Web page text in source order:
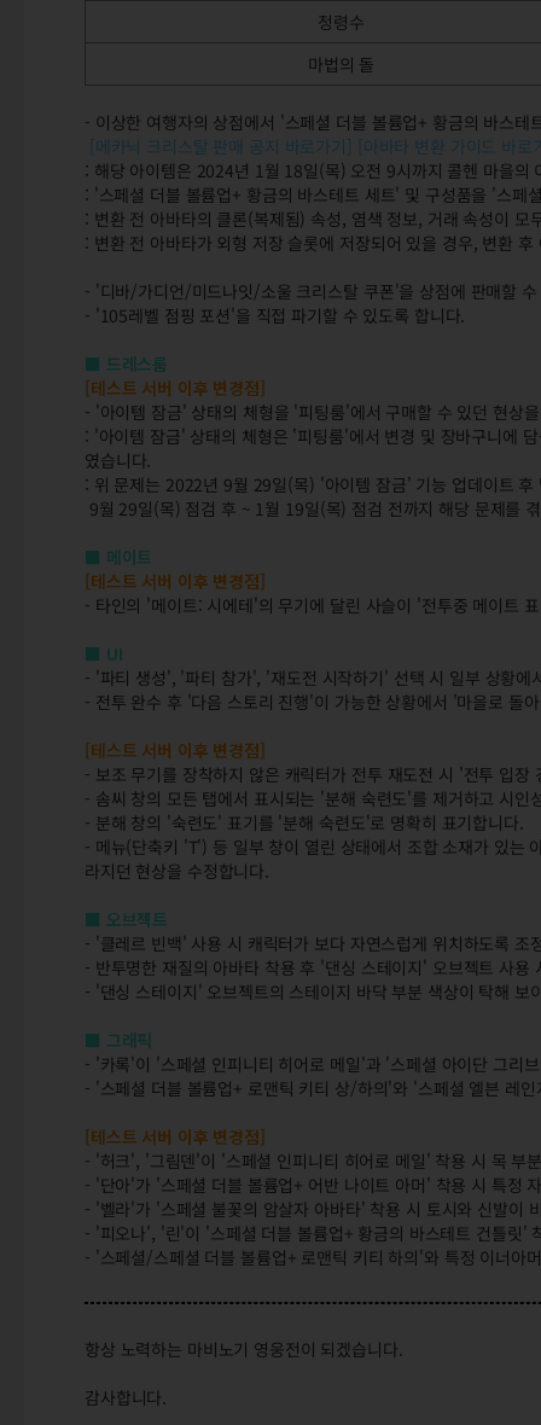
정령수
마법의 돌
- 이상한 여행자의 상점에서 '스페셜 더블 볼륨업+ 황금의 바스테
[메카닉 크리스탈 판매 공지 바로가기] [아바타 변환 가이드 바로
: 해당 아이템은 2024년 1월 18일(목) 오전 9시까지 콜헨 마을의
: '스페셜 더블 볼륨업+ 황금의 바스테트 세트' 및 구성품을 '스페
: 변환 전 아바타의 클론(복제됨) 속성, 염색 정보, 거래 속성이 모
: 변환 전 아바타가 외형 저장 슬롯에 저장되어 있을 경우, 변환 후
- '디바/가디언/미드나잇/소울 크리스탈 쿠폰'을 상점에 판매할
- '105레벨 점핑 포션'을 직접 파기할 수 있도록 합니다.
■ 드레스룸
[테스트 서버 이후 변경점]
- '아이템 잠금' 상태의 체형을 '피팅룸'에서 구매할 수 있던 현상
: '아이템 잠금' 상태의 체형은 '피팅룸'에서 변경 및 장바구니에
였습니다.
: 위 문제는 2022년 9월 29일(목) '아이템 잠금' 기능 업데이트
9월 29일(목) 점검 후 ~ 1월 19일(목) 점검 전까지 해당 문제를
■ 메이트
[테스트 서버 이후 변경점]
- 타인의 '메이트: 시에테'의 무기에 달린 사슬이 '전투중 메이트
■ UI
- '파티 생성', '파티 참가', '재도전 시작하기' 선택 시 일부 상황
- 전투 완수 후 '다음 스토리 진행'이 가능한 상황에서 '마을로 돌
[테스트 서버 이후 변경점]
- 보조 무기를 장착하지 않은 캐릭터가 전투 재도전 시 '전투 입장
- 솜씨 창의 모든 탭에서 표시되는 '분해 숙련도'를 제거하고 시인
- 분해 창의 '숙련도' 표기를 '분해 숙련도'로 명확히 표기합니다.
- 메뉴(단축키 'T') 등 일부 창이 열린 상태에서 조합 소재가 있는
라지던 현상을 수정합니다.
■ 오브젝트
- '클레르 빈백' 사용 시 캐릭터가 보다 자연스럽게 위치하도록 조
- 반투명한 재질의 아바타 착용 후 '댄싱 스테이지' 오브젝트 사
- '댄싱 스테이지' 오브젝트의 스테이지 바닥 부분 색상이 탁해 보
■ 그래픽
- '카록'이 '스페셜 인피니티 히어로 메일'과 '스페셜 아이단 그리
- '스페셜 더블 볼륨업+ 로맨틱 키티 상/하의'와 '스페셜 엘븐 레
[테스트 서버 이후 변경점]
- '허크', '그림덴'이 '스페셜 인피니티 히어로 메일' 착용 시 목 부
- '단아'가 '스페셜 더블 볼륨업+ 어반 나이트 아머' 착용 시 특정
- '벨라'가 '스페셜 불꽃의 암살자 아바타' 착용 시 토시와 신발이
- '피오나', '린'이 '스페셜 더블 볼륨업+ 황금의 바스테트 건틀릿'
- '스페셜/스페셜 더블 볼륨업+ 로맨틱 키티 하의'와 특정 이너아
항상 노력하는 마비노기 영웅전이 되겠습니다.
감사합니다.